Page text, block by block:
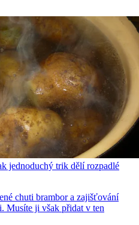
jednoduchý trik dělí rozpadlé
chuti brambor a zajišťování
Musíte ji však přidat v ten